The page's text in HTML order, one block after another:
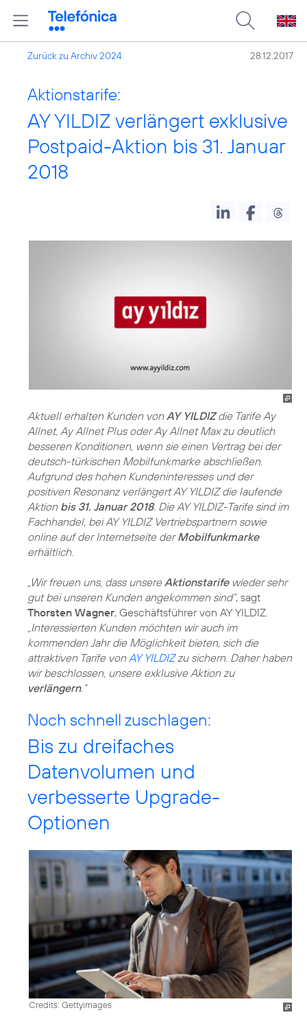
Zurück zu Archiv 2024 28.12.2017
Aktionstarife:
AY YILDIZ verlängert exklusive
Postpaid-Aktion bis 31. Januar
2018
Aktuell erhalten Kunden vonAY YILDIZdie Tarife Ay
Allnet, Ay Allnet Plus oder Ay Allnet Max zu deutlich
besseren Konditionen, wenn sie einen Vertrag bei der
deutsch-türkischen Mobilfunkmarke abschließen.
Aufgrund des hohen Kundeninteresses und der
positiven Resonanz verlängert AY YILDIZ die laufende
Aktion bis 31. Januar 2018. Die AY YILDIZ-Tarife sind im
Fachhandel, bei AY YILDIZ Vertriebspartnern sowie
online auf der Internetseite derMobilfunkmarke
erhältlich.
„Wir freuen uns, dass unsereAktionstarifewieder sehr
gut bei unseren Kunden angekommen sind“, sagt
Thorsten Wagner, Geschäftsführer von AY YILDIZ.
„Interessierten Kunden möchten wir auch im
kommenden Jahr die Möglichkeit bieten, sich die
attraktiven Tarife von AY YILDIZzu sichern. Daher haben
wir beschlossen, unsere exklusive Aktion zu
verlängern.“
Noch schnell zuschlagen:
Bis zu dreifaches
Datenvolumen und
verbesserte Upgrade-
Optionen
Credits: Gettyimages